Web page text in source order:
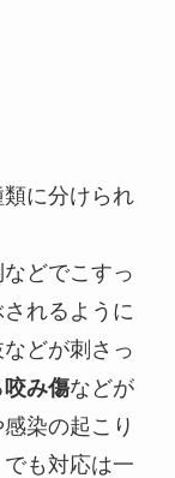
に分けられ
どでこすっ
れるように
どが刺さっ
咬み傷などが
染の起こり
も対応は一